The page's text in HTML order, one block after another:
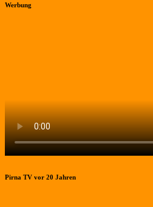
Werbung
Pirna TV vor 20 Jahren